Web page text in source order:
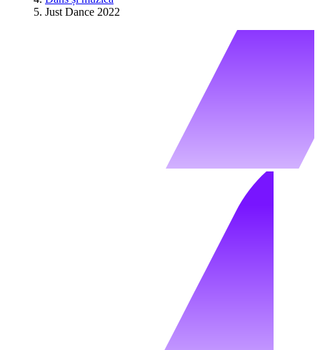
Just Dance 2022